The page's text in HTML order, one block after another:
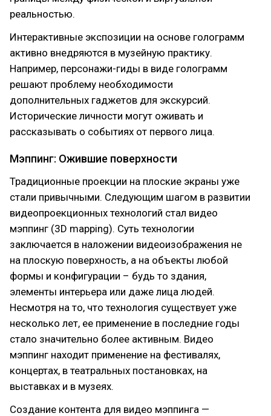
реальностью.
Интерактивные экспозиции на основе голограмм
активно внедряются в музейную практику.
Например, персонажи-гиды в виде голограмм
решают проблему необходимости
дополнительных гаджетов для экскурсий.
Исторические личности могут оживать и
рассказывать о событиях от первого лица.
Мэппинг: Ожившие поверхности
Традиционные проекции на плоские экраны уже
стали привычными. Следующим шагом в развитии
видеопроекционных технологий стал видео
мэппинг (3D mapping). Суть технологии
заключается в наложении видеоизображения не
на плоскую поверхность, а на объекты любой
формы и конфигурации – будь то здания,
элементы интерьера или даже лица людей.
Несмотря на то, что технология существует уже
несколько лет, ее применение в последние годы
стало значительно более активным. Видео
мэппинг находит применение на фестивалях,
концертах, в театральных постановках, на
выставках и в музеях.
Создание контента для видео мэппинга —